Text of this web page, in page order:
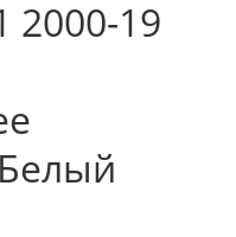
2000-19